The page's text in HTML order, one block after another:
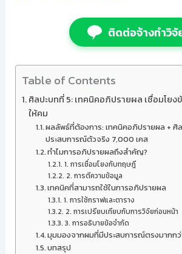
ติดต่อจ้างทำวิจั
Table of Contents
ศิลปะบทที่ 5: เทคนิคอภิปรายผล เชื่อมโย
ให้คม
ผลลัพธ์ที่ต้องการ: เทคนิคอภิปรายผล + ศิ
ประสบการณ์ตัวจริง 7,000 เคส
ทำไมการอภิปรายผลถึงสำคัญ?
1. การเชื่อมโยงกับทฤษฎี
2. การตีความข้อมูล
เทคนิคที่สามารถใช้ในการอภิปรายผล
1. การใช้กราฟและตาราง
2. การเปรียบเทียบกับการวิจัยก่อนหน้า
3. การอธิบายข้อจำกัด
มุมมองจากผมที่มีประสบการณ์ตรงมากก
บทสรุป